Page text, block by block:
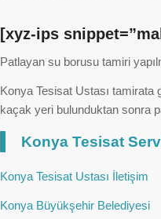
[xyz-ips
Patlayan su borusu tamiri
Konya Tesisat Ustası tamirata
kaçak yeri bulunduktan sonra
Konya Tesisat
Konya Tesisat Ustası İletişim
Konya Büyükşehir Belediyesi